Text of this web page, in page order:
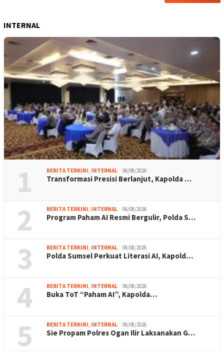
INTERNAL
1 BERITA TERKINI, INTERNAL 06/08/2026
Transformasi Presisi Berlanjut, Kapolda …
2 BERITA TERKINI, INTERNAL 06/08/2026
Program Paham AI Resmi Bergulir, Polda S…
3 BERITA TERKINI, INTERNAL 06/08/2026
Polda Sumsel Perkuat Literasi AI, Kapold…
4 BERITA TERKINI, INTERNAL 06/08/2026
Buka ToT “Paham AI”, Kapolda…
5 BERITA TERKINI, INTERNAL 06/08/2026
Sie Propam Polres Ogan Ilir Laksanakan G…